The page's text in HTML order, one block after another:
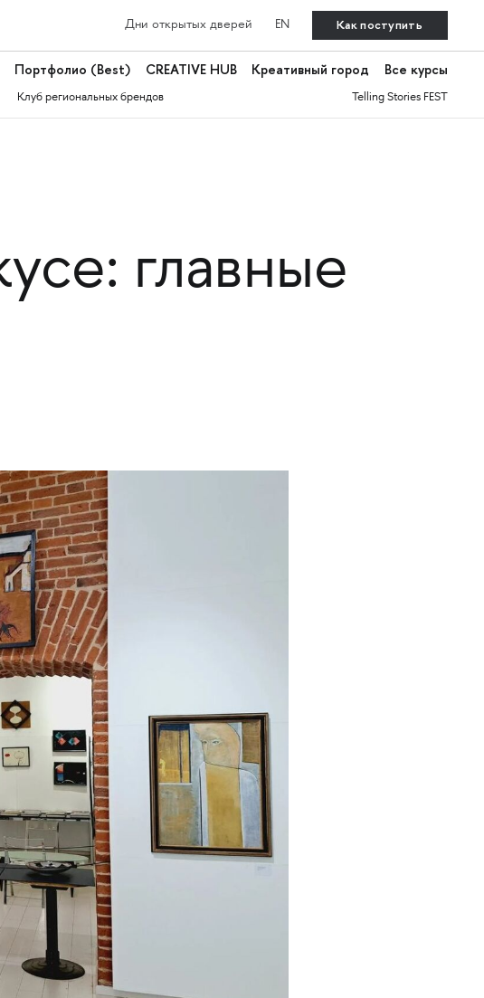
Дни открытых дверей EN Как поступить
Портфолио (Best) CREATIVE HUB Креативный город Все курсы
Клуб региональных брендов Telling Stories FEST
главные